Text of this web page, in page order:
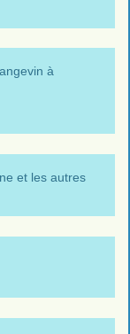
à
et les autres